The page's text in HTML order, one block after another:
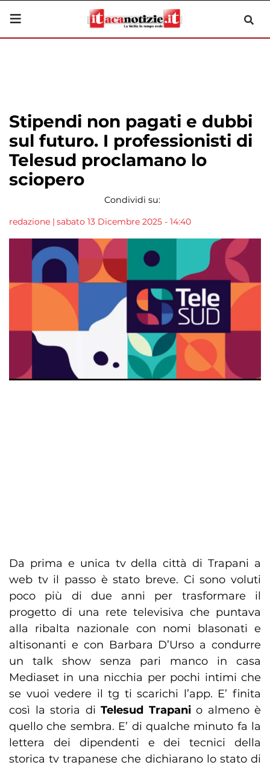
Stipendi non pagati e dubbi
sul futuro. I professionisti di
Telesud proclamano lo
sciopero
Condividi su:
redazione | sabato 13 Dicembre 2025 - 14:40
Da prima e unica tv della città di Trapani a
web tv il passo è stato breve. Ci sono voluti
poco più di due anni per trasformare il
progetto di una rete televisiva che puntava
alla ribalta nazionale con nomi blasonati e
altisonanti e con Barbara D’Urso a condurre
un talk show senza pari manco in casa
Mediaset in una nicchia per pochi intimi che
se vuoi vedere il tg ti scarichi l’app. E’ finita
così la storia di Telesud Trapanio almeno è
quello che sembra. E’ di qualche minuto fa la
lettera dei dipendenti e dei tecnici della
storica tv trapanese che dichiarano lo stato di